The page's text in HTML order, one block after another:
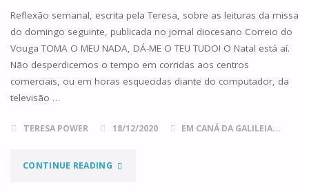
Reflexão semanal, escrita pela Teresa, sobre as leituras da missa
do domingo seguinte, publicada no jornal diocesano Correio do
Vouga TOMA O MEU NADA, DÁ-ME O TEU TUDO! O Natal está aí.
Não desperdicemos o tempo em corridas aos centros
comerciais, ou em horas esquecidas diante do computador, da
televisão …
TERESA POWER 18/12/2020 EM CANÁ DA GALILEIA...
CONTINUE READING"DOMINGO